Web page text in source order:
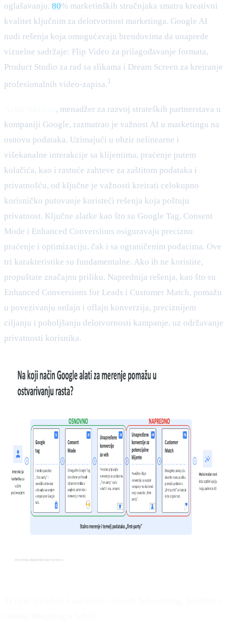
oglašavanju. 80% marketinških stručnjaka smatra kreativni
kvalitet ključnim za delotvornost marketinga. Google AI
nudi rešenja koja omogućavaju brendovima da unaprede
vizuelne sadržaje: Flip Video za prilagođavanje formata,
Product Studio za rad sa slikama i Dream Screen za kreiranje
profesionalnih video-zapisa.1
, menadžer za razvoj strateških partnerstava u
kompaniji Google, razmatrao je važnost AI u marketingu na
osnovu podataka. Uzimajući u obzir nelinearne i
višekanalne interakcije sa klijentima, praćenje putem
kolačića, kao i rastuće zahteve za zaštitom podataka i
privatnošću, od ključne je važnosti kreirati celokupno
korisničko putovanje koristeći rešenja koja poštuju
privatnost. Ključne alatke kao što su Google Tag, Consent
Mode i Enhanced Conversions osiguravaju precizno
praćenje i optimizaciju, čak i sa ograničenim podacima. Ove
tri karakteristike su fundamentalne. Ako ih ne koristite,
propuštate značajnu priliku. Naprednija rešenja, kao što su
Enhanced Conversions for Leads i Customer Match, pomažu
u povezivanju onlajn i oflajn konverzija, preciznijem
ciljanju i poboljšanju delotvornosti kampanje, uz održavanje
privatnosti korisnika.